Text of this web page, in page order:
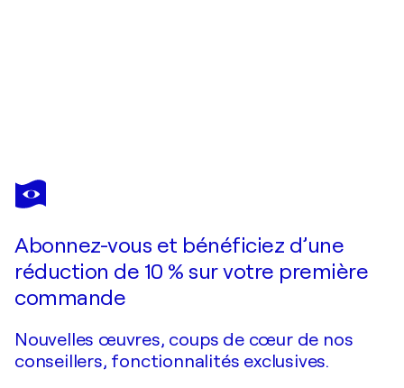
SUNG GROSS
Awakening 2
Abonnez-vous et bénéficiez d’une
réduction de 10 % sur votre première
commande
Nouvelles œuvres, coups de cœur de nos
conseillers, fonctionnalités exclusives.